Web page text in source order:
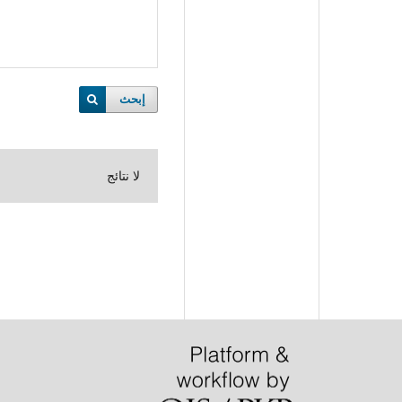
إبحث
لا نتائج